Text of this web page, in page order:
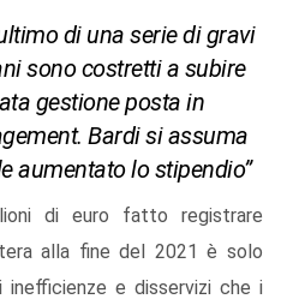
di una serie di gravi
sono costretti a subire
gestione posta in
Bardi si assuma
aumentato lo stipendio”
di euro fatto registrare
alla fine del 2021 è solo
inefficienze e disservizi che i